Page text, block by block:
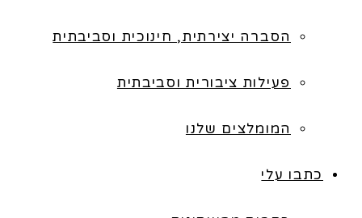
הסברה יצירתית, חינוכית וסביבתית
פעילות ציבורית וסביבתית
המומלצים שלנו
כתבו עלי